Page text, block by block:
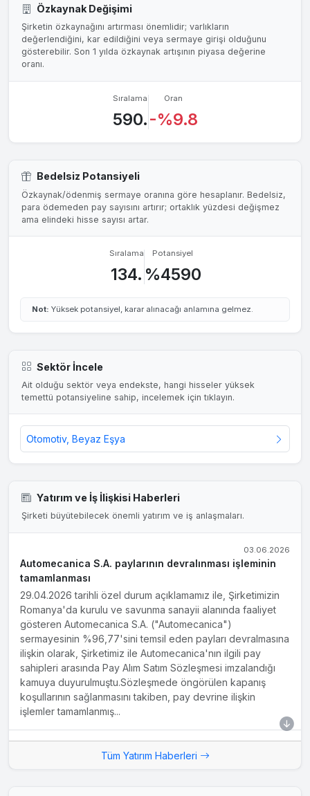
Özkaynak Değişimi
Şirketin özkaynağını artırması önemlidir; varlıkların
değerlendiğini, kar edildiğini veya sermaye girişi olduğunu
gösterebilir. Son 1 yılda özkaynak artışının piyasa değerine
oranı.
Sıralama
590.
Oran
-%9.8
Bedelsiz Potansiyeli
Özkaynak/ödenmiş sermaye oranına göre hesaplanır. Bedelsiz,
para ödemeden pay sayısını artırır; ortaklık yüzdesi değişmez
ama elindeki hisse sayısı artar.
Sıralama
134.
Potansiyel
%4590
Not: Yüksek potansiyel, karar alınacağı anlamına gelmez.
Sektör İncele
Ait olduğu sektör veya endekste, hangi hisseler yüksek
temettü potansiyeline sahip, incelemek için tıklayın.
Otomotiv, Beyaz Eşya
Yatırım ve İş İlişkisi Haberleri
Şirketi büyütebilecek önemli yatırım ve iş anlaşmaları.
03.06.2026
Automecanica S.A. paylarının devralınması işleminin
tamamlanması
29.04.2026 tarihli özel durum açıklamamız ile, Şirketimizin
Romanya'da kurulu ve savunma sanayii alanında faaliyet
gösteren Automecanica S.A. ("Automecanica")
sermayesinin %96,77'sini temsil eden payları devralmasına
ilişkin olarak, Şirketimiz ile Automecanica'nın ilgili pay
sahipleri arasında Pay Alım Satım Sözleşmesi imzalandığı
kamuya duyurulmuştu.Sözleşmede öngörülen kapanış
koşullarının sağlanmasını takiben, pay devrine ilişkin
işlemler tamamlanmış...
Tüm Yatırım Haberleri